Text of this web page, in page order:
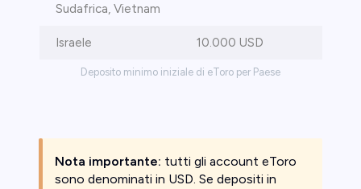
Deposito minimo iniziale di eToro per Paese
Sudafrica, Vietnam
Israele 10.000 USD
Nota importante: tutti gli account eToro
sono denominati in USD. Se depositi in